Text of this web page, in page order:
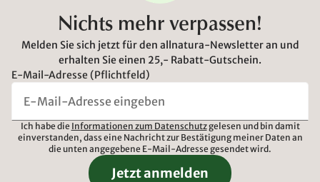
Nichts mehr verpassen!
Melden Sie sich jetzt für den allnatura-Newsletter an und
erhalten Sie einen 25,- Rabatt-Gutschein.
E-Mail-Adresse (Pflichtfeld)
Ich habe die Informationen zum Datenschutzgelesen und bin damit
einverstanden, dass eine Nachricht zur Bestätigung meiner Daten an
die unten angegebene E-Mail-Adresse gesendet wird.
Jetzt anmelden